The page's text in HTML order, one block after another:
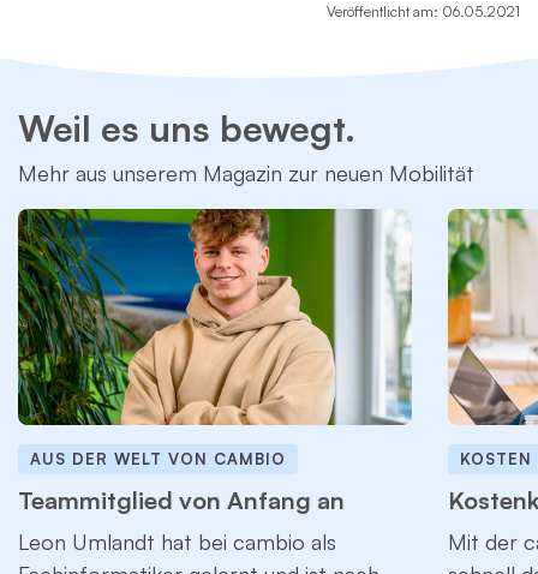
Veröffentlicht am: 06.05.2021
Weil es uns bewegt.
Mehr aus unserem Magazin zur neuen Mobilität
AUS DER WELT VON CAMBIO
Teammitglied von Anfang an
Leon Umlandt hat bei cambio als
KOSTEN
Mit der